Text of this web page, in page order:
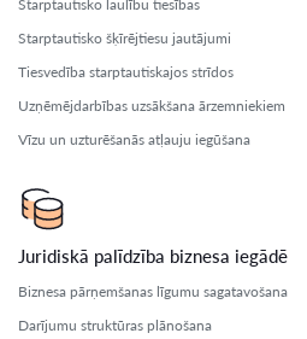
Starptautisko laulību tiesības
Starptautisko šķīrējtiesu jautājumi
Tiesvedība starptautiskajos strīdos
Uzņēmējdarbības uzsākšana ārzemniekiem
Vīzu un uzturēšanās atļauju iegūšana
Juridiskā palīdzība biznesa iegādē
Biznesa pārņemšanas līgumu sagatavošana
Darījumu struktūras plānošana